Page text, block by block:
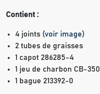
Contient :
4 joints (voir image)
2 tubes de graisses
1 capot 286285-4
1 jeu de charbon CB-350
1 bague 213392-0